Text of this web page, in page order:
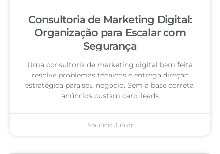
Consultoria de Marketing Digital:
Organização para Escalar com
Segurança
Uma consultoria de marketing digital bem feita
resolve problemas técnicos e entrega direção
estratégica para seu negócio. Sem a base correta,
anúncios custam caro, leads
Mauricio Junior